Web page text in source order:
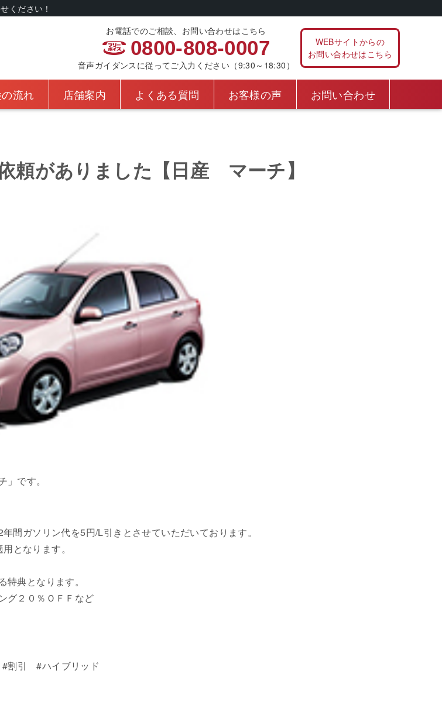
ください！
お電話でのご相談、お問い合わせはこちら
0800-808-0007
音声ガイダンスに従ってご入力ください（9:30～18:30）
WEBサイトからの
お問い合わせはこちら
流れ 店舗案内 よくある質問 お客様の声 お問い合わせ
頼がありました【日産 マーチ】
です。
間ガソリン代を5円/L引きとさせていただいております。
となります。
典となります。
グ２０％ＯＦＦなど
引 #ハイブリッド